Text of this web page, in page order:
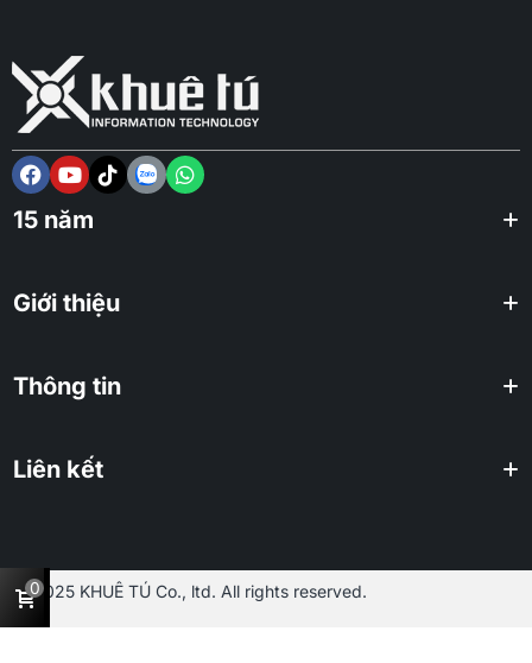
15 năm
Giới thiệu
Thông tin
Liên kết
2025 KHUÊ TÚ Co., ltd. All rights reserved.
0